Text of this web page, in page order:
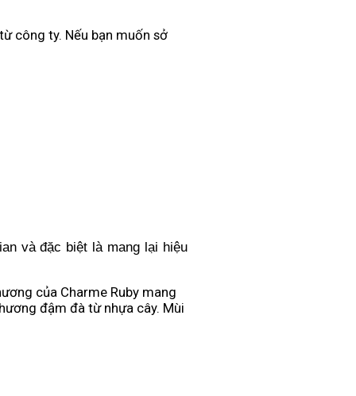
công ty. Nếu bạn muốn sở
và đặc biệt là mang lại hiệu
của Charme Ruby mang
đậm đà từ nhựa cây. Mùi